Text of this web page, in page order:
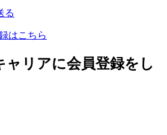
はこちら
ャリアに会員登録をし